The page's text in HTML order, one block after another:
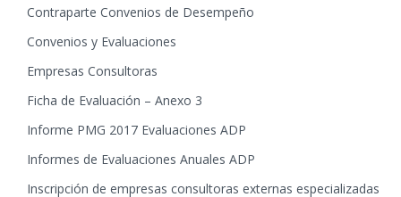
Contraparte Convenios de Desempeño
Convenios y Evaluaciones
Empresas Consultoras
Ficha de Evaluación – Anexo 3
Informe PMG 2017 Evaluaciones ADP
Informes de Evaluaciones Anuales ADP
Inscripción de empresas consultoras externas especializadas